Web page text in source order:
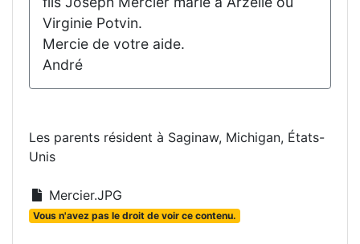
Virginie Potvin.
Mercie de votre aide.
André
Les parents résident à Saginaw, Michigan, États-
Unis
Mercier.JPG
Vous n'avez pas le droit de voir ce contenu.